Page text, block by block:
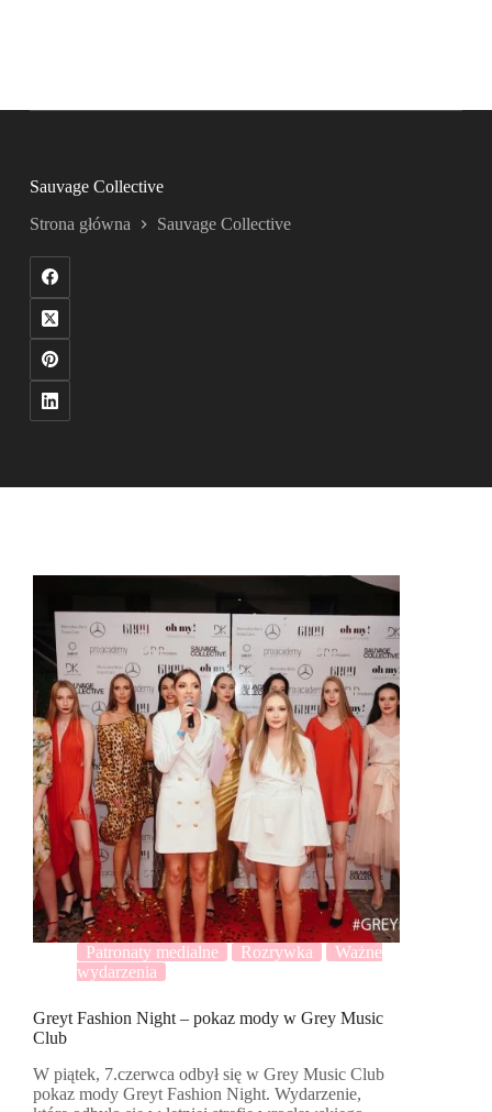
Sauvage Collective
Strona główna Sauvage Collective
Patronaty medialne Rozrywka
Ważne
wydarzenia
Greyt Fashion Night – pokaz mody w Grey Music
Club
W piątek, 7.czerwca odbył się w Grey Music Club
pokaz mody Greyt Fashion Night. Wydarzenie,